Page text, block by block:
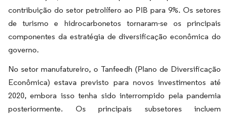
contribuição do setor petrolífero ao PIB para 9%. Os setores
de turismo e hidrocarbonetos tornaram-se os principais
componentes da estratégia de diversificação econômica do
governo.
No setor manufatureiro, o Tanfeedh (Plano de Diversificação
Econômica) estava previsto para novos investimentos até
2020, embora isso tenha sido interrompido pela pandemia
posteriormente. Os principais subsetores incluem